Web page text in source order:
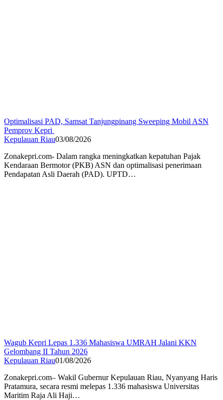
Optimalisasi PAD, Samsat Tanjungpinang Sweeping Mobil ASN
Pemprov Kepri
Kepulauan Riau03/08/2026
Zonakepri.com- Dalam rangka meningkatkan kepatuhan Pajak
Kendaraan Bermotor (PKB) ASN dan optimalisasi penerimaan
Pendapatan Asli Daerah (PAD). UPTD…
Wagub Kepri Lepas 1.336 Mahasiswa UMRAH Jalani KKN
Gelombang II Tahun 2026
Kepulauan Riau01/08/2026
Zonakepri.com– Wakil Gubernur Kepulauan Riau, Nyanyang Haris
Pratamura, secara resmi melepas 1.336 mahasiswa Universitas
Maritim Raja Ali Haji…